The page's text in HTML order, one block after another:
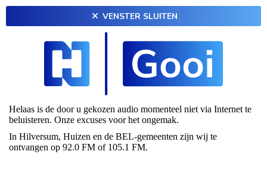
VENSTER SLUITEN
Helaas is de door u gekozen audio momenteel niet via Internet te
beluisteren. Onze excuses voor het ongemak.
In Hilversum, Huizen en de BEL-gemeenten zijn wij te
ontvangen op 92.0 FM of 105.1 FM.